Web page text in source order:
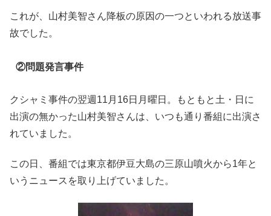
これが、山村美智さん降板の原因の一つといわれる放送事
故でした。
②問題発言事件
クシャミ事件の翌週11月16日月曜日。もともと土・日に
出演の無かった山村美智さんは、いつも通り番組に出演さ
れていました。
この日、番組では東京都伊豆大島の三原山噴火から1年と
いうニュースを取り上げていました。